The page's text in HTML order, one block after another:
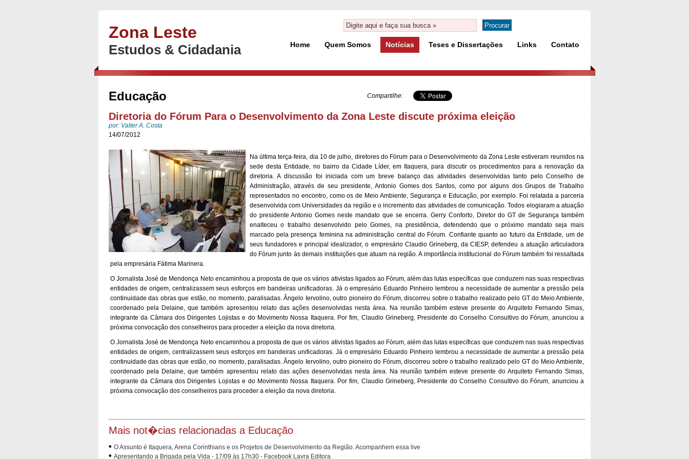
Zona Leste
Estudos & Cidadania Home Quem Somos Notícias Teses e Dissertações Links Contato
Educação Compartilhe:
Diretoria do Fórum Para o Desenvolvimento da Zona Leste discute próxima eleição
por: Valter A. Costa
14/07/2012
Na última terça-feira, dia 10 de julho, diretores do Fórum para o Desenvolvimento da Zona Leste estiveram reunidos na
sede desta Entidade, no bairro da Cidade Líder, em Itaquera, para discutir os procedimentos para a renovação da
diretoria. A discussão foi iniciada com um breve balanço das atividades desenvolvidas tanto pelo Conselho de
Administração, através de seu presidente, Antonio Gomes dos Santos, como por alguns dos Grupos de Trabalho
representados no encontro, como os de Meio Ambiente, Segurança e Educação, por exemplo. Foi relatada a parceria
desenvolvida com Universidades da região e o incremento das atividades de comunicação. Todos elogiaram a atuação
do presidente Antonio Gomes neste mandato que se encerra. Gerry Conforto, Diretor do GT de Segurança também
enalteceu o trabalho desenvolvido pelo Gomes, na presidência, defendendo que o próximo mandato seja mais
marcado pela presença feminina na administração central do Fórum. Confiante quanto ao futuro da Entidade, um de
seus fundadores e principal idealizador, o empresário Claudio Grineberg, da CIESP, defendeu a atuação articuladora
do Fórum junto às demais instituições que atuam na região. A importância institucional do Fórum também foi ressaltada
pela empresária Fátima Marinera.
O Jornalista José de Mendonça Neto encaminhou a proposta de que os vários ativistas ligados ao Fórum, além das lutas específicas que conduzem nas suas respectivas
entidades de origem, centralizassem seus esforços em bandeiras unificadoras. Já o empresário Eduardo Pinheiro lembrou a necessidade de aumentar a pressão pela
continuidade das obras que estão, no momento, paralisadas. Ângelo Iervolino, outro pioneiro do Fórum, discorreu sobre o trabalho realizado pelo GT do Meio Ambiente,
coordenado pela Delaine, que também apresentou relato das ações desenvolvidas nesta área. Na reunião também esteve presente do Arquiteto Fernando Simas,
integrante da Câmara dos Dirigentes Lojistas e do Movimento Nossa Itaquera. Por fim, Claudio Grineberg, Presidente do Conselho Consultivo do Fórum, anunciou a
próxima convocação dos conselheiros para proceder a eleição da nova diretoria.
O Jornalista José de Mendonça Neto encaminhou a proposta de que os vários ativistas ligados ao Fórum, além das lutas específicas que conduzem nas suas respectivas
entidades de origem, centralizassem seus esforços em bandeiras unificadoras. Já o empresário Eduardo Pinheiro lembrou a necessidade de aumentar a pressão pela
continuidade das obras que estão, no momento, paralisadas. Ângelo Iervolino, outro pioneiro do Fórum, discorreu sobre o trabalho realizado pelo GT do Meio Ambiente,
coordenado pela Delaine, que também apresentou relato das ações desenvolvidas nesta área. Na reunião também esteve presente do Arquiteto Fernando Simas,
integrante da Câmara dos Dirigentes Lojistas e do Movimento Nossa Itaquera. Por fim, Claudio Grineberg, Presidente do Conselho Consultivo do Fórum, anunciou a
próxima convocação dos conselheiros para proceder a eleição da nova diretoria.
Mais not�cias relacionadas a Educação
• O Assunto é Itaquera, Arena Corinthians e os Projetos de Desenvolvimento da Região. Acompanhem essa live
• Apresentando a Brigada pela Vida - 17/09 às 17h30 - Facebook Lavra Editora